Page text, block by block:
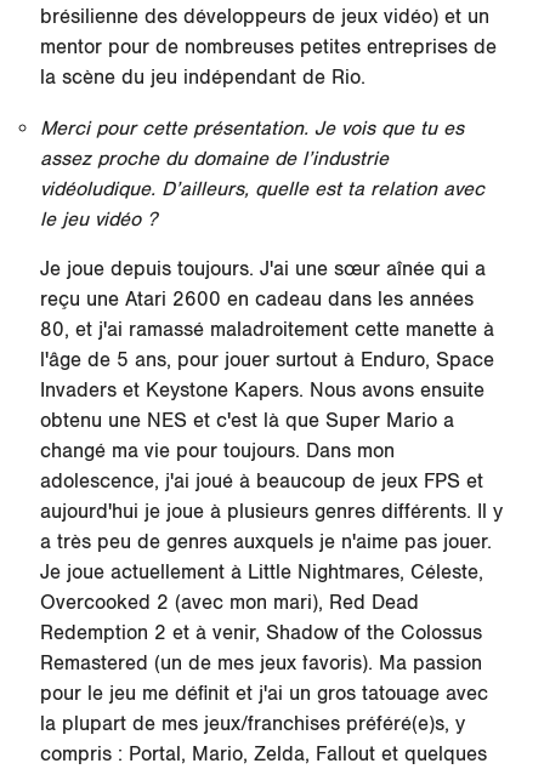
brésilienne des développeurs de jeux vidéo) et un
mentor pour de nombreuses petites entreprises de
la scène du jeu indépendant de Rio.
Merci pour cette présentation. Je vois que tu es
assez proche du domaine de l’industrie
vidéoludique. D’ailleurs, quelle est ta relation avec
le jeu vidéo ?
Je joue depuis toujours. J'ai une sœur aînée qui a
reçu une Atari 2600 en cadeau dans les années
80, et j'ai ramassé maladroitement cette manette à
l'âge de 5 ans, pour jouer surtout à Enduro, Space
Invaders et Keystone Kapers. Nous avons ensuite
obtenu une NES et c'est là que Super Mario a
changé ma vie pour toujours. Dans mon
adolescence, j'ai joué à beaucoup de jeux FPS et
aujourd'hui je joue à plusieurs genres différents. Il y
a très peu de genres auxquels je n'aime pas jouer.
Je joue actuellement à Little Nightmares, Céleste,
Overcooked 2 (avec mon mari), Red Dead
Redemption 2 et à venir, Shadow of the Colossus
Remastered (un de mes jeux favoris). Ma passion
pour le jeu me définit et j'ai un gros tatouage avec
la plupart de mes jeux/franchises préféré(e)s, y
compris : Portal, Mario, Zelda, Fallout et quelques